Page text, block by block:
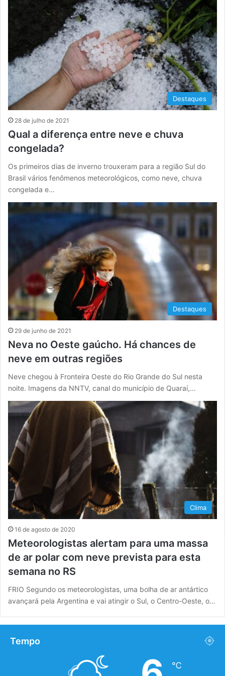
Destaques
28 de julho de 2021
Qual a diferença entre neve e chuva
congelada?
Os primeiros dias de inverno trouxeram para a região Sul do
Brasil vários fenômenos meteorológicos, como neve, chuva
congelada e…
Destaques
29 de junho de 2021
Neva no Oeste gaúcho. Há chances de
neve em outras regiões
Neve chegou à Fronteira Oeste do Rio Grande do Sul nesta
noite. Imagens da NNTV, canal do município de Quaraí,…
Clima
16 de agosto de 2020
Meteorologistas alertam para uma massa
de ar polar com neve prevista para esta
semana no RS
FRIO Segundo os meteorologistas, uma bolha de ar antártico
avançará pela Argentina e vai atingir o Sul, o Centro-Oeste, o…
Tempo
℃